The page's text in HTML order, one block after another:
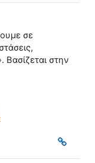
σε
Βασίζεται στην